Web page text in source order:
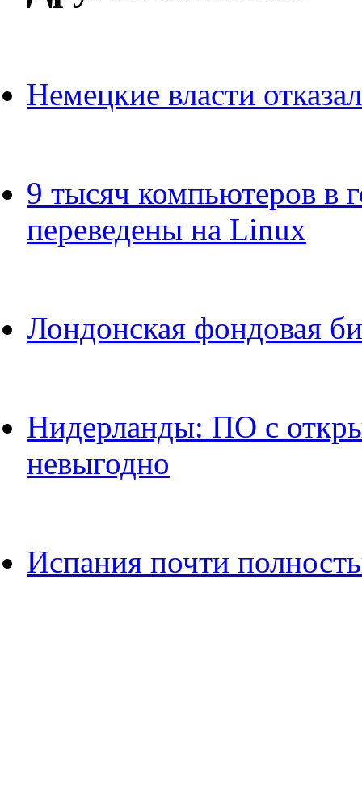
Немецкие власти
9 тысяч компьютеров в
переведены на Linux
Лондонская фондовая
Нидерланды: ПО с
невыгодно
Испания почти